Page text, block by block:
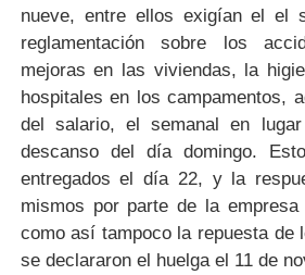
nueve, entre ellos exigían el el
reglamentación sobre los
mejoras en las viviendas, la
hospitales en los campamentos,
del salario, el semanal en
descanso del día domingo.
entregados el día 22, y la
mismos por parte de la
como así tampoco la repuesta de
se declararon el huelga el 11 de